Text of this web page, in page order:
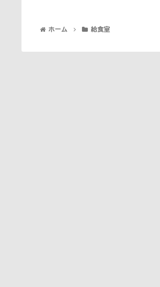
ホーム 給食室